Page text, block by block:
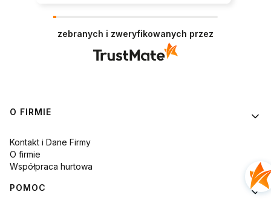
zebranych i zweryfikowanych przez
Linki w stopce
O FIRMIE
Kontakt i Dane Firmy
O firmie
Współpraca hurtowa
POMOC